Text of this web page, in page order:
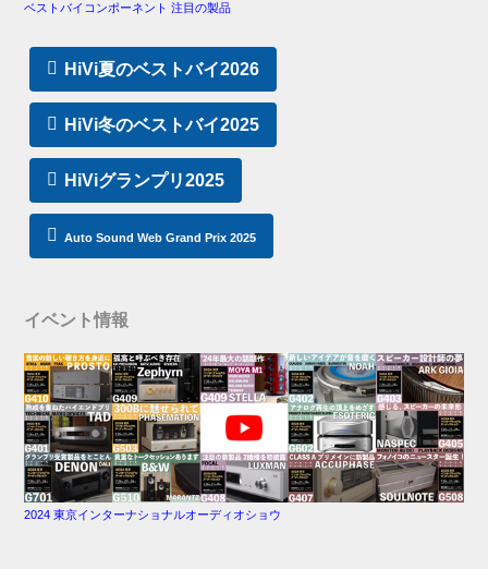
ベストバイコンポーネント 注目の製品
HiVi夏のベストバイ2026
HiVi冬のベストバイ2025
HiViグランプリ2025
Auto Sound Web Grand Prix 2025
イベント情報
2024 東京インターナショナルオーディオショウ